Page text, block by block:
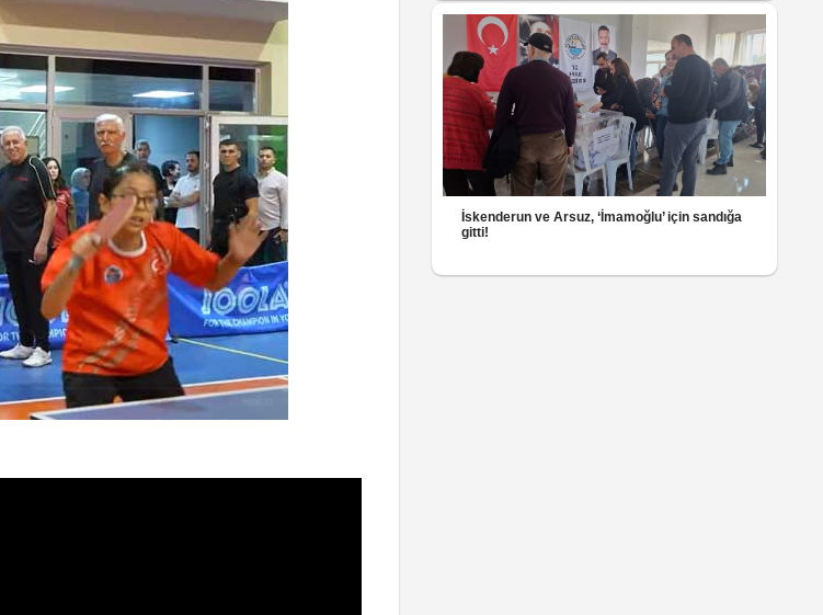
İskenderun ve Arsuz, ‘İmamoğlu’ için sandığa
gitti!